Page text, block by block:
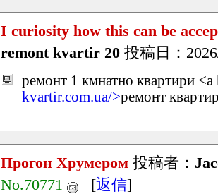
I curiosity how this can be
remont kvartir 20 投稿日：
ремонт 1 кмнатно квартири <a
kvartir.com.ua/>ремонт
Прогон Хрумером 投稿者：
No.70771
[返信]